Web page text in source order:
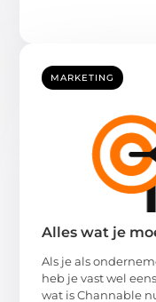
MARKETING
Alles wat je
Als je als
heb je vast wel
wat is Channable